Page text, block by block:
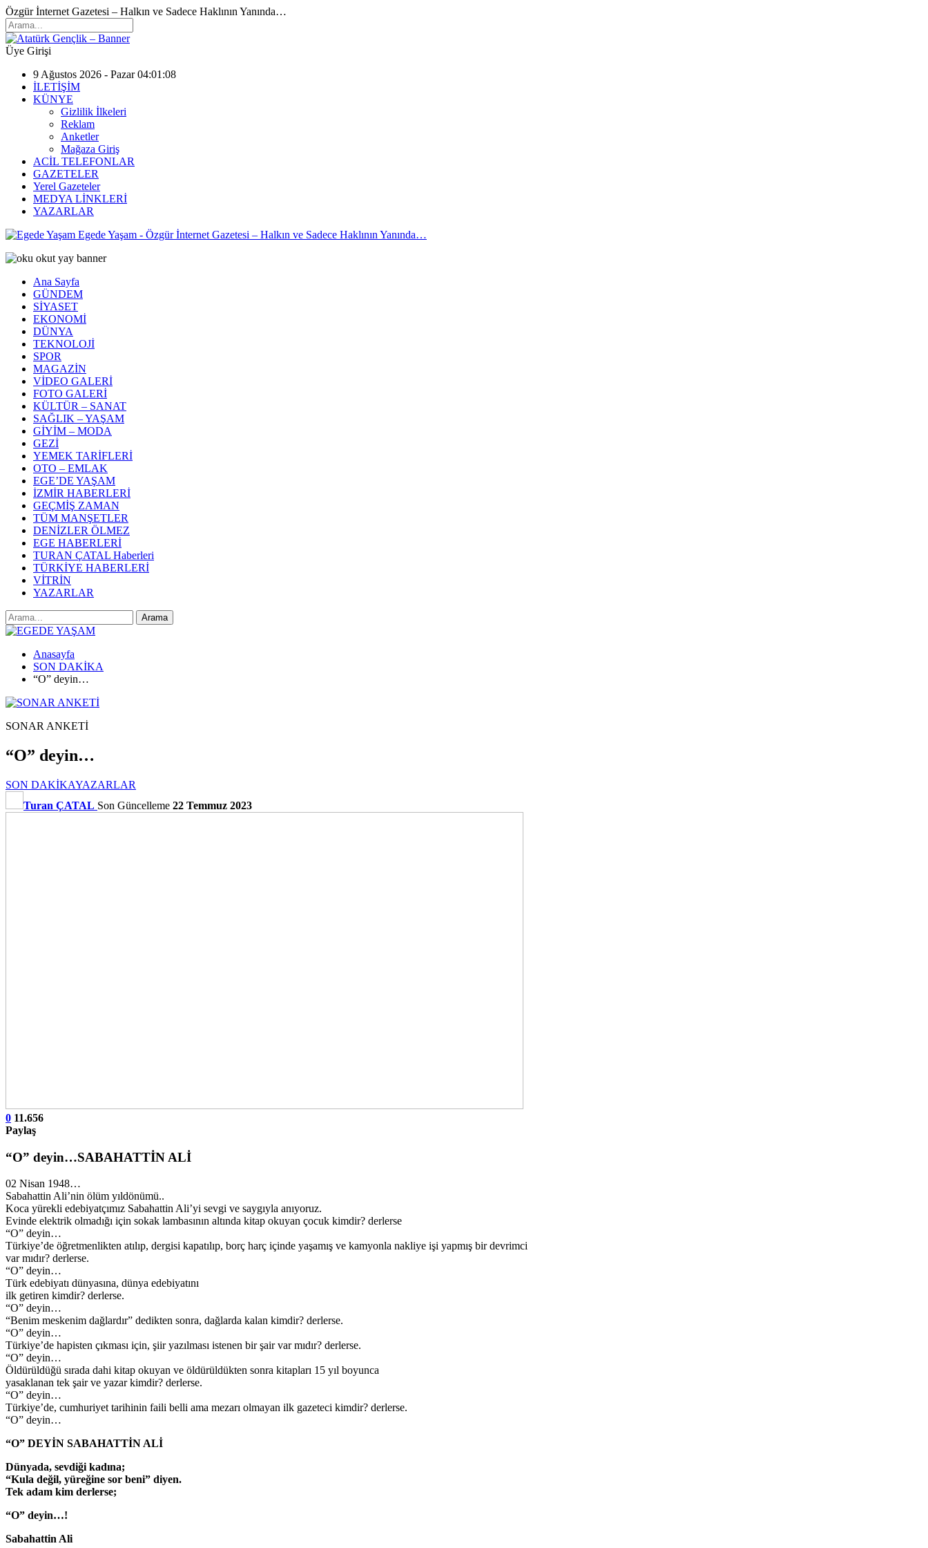
Özgür İnternet Gazetesi – Halkın ve Sadece Haklının Yanında…
Üye Girişi
9 Ağustos 2026 - Pazar 04:01:08
İLETİŞİM
KÜNYE
Gizlilik İlkeleri
Reklam
Anketler
Mağaza Giriş
ACİL TELEFONLAR
GAZETELER
Yerel Gazeteler
MEDYA LİNKLERİ
YAZARLAR
Egede Yaşam - Özgür İnternet Gazetesi – Halkın ve Sadece Haklının Yanında…
Ana Sayfa
GÜNDEM
SİYASET
EKONOMİ
DÜNYA
TEKNOLOJİ
SPOR
MAGAZİN
VİDEO GALERİ
FOTO GALERİ
KÜLTÜR – SANAT
SAĞLIK – YAŞAM
GİYİM – MODA
GEZİ
YEMEK TARİFLERİ
OTO – EMLAK
EGE’DE YAŞAM
İZMİR HABERLERİ
GEÇMİŞ ZAMAN
TÜM MANŞETLER
DENİZLER ÖLMEZ
EGE HABERLERİ
TURAN ÇATAL Haberleri
TÜRKİYE HABERLERİ
VİTRİN
YAZARLAR
Anasayfa
SON DAKİKA
“O” deyin…
SONAR ANKETİ
“O” deyin…
SON DAKİKAYAZARLAR
Turan ÇATAL Son Güncelleme 22 Temmuz 2023
0 11.656
Paylaş
“O” deyin…SABAHATTİN ALİ
02 Nisan 1948…
Sabahattin Ali’nin ölüm yıldönümü..
Koca yürekli edebiyatçımız Sabahattin Ali’yi sevgi ve saygıyla anıyoruz.
Evinde elektrik olmadığı için sokak lambasının altında kitap okuyan çocuk kimdir? derlerse
“O” deyin…
Türkiye’de öğretmenlikten atılıp, dergisi kapatılıp, borç harç içinde yaşamış ve kamyonla nakliye işi yapmış bir devrimci
var mıdır? derlerse.
“O” deyin…
Türk edebiyatı dünyasına, dünya edebiyatını
ilk getiren kimdir? derlerse.
“O” deyin…
“Benim meskenim dağlardır” dedikten sonra, dağlarda kalan kimdir? derlerse.
“O” deyin…
Türkiye’de hapisten çıkması için, şiir yazılması istenen bir şair var mıdır? derlerse.
“O” deyin…
Öldürüldüğü sırada dahi kitap okuyan ve öldürüldükten sonra kitapları 15 yıl boyunca
yasaklanan tek şair ve yazar kimdir? derlerse.
“O” deyin…
Türkiye’de, cumhuriyet tarihinin faili belli ama mezarı olmayan ilk gazeteci kimdir? derlerse.
“O” deyin…
“O” DEYİN SABAHATTİN ALİ
Dünyada, sevdiği kadına;
“Kula değil, yüreğine sor beni” diyen.
Tek adam kim derlerse;
“O” deyin…!
Sabahattin Ali